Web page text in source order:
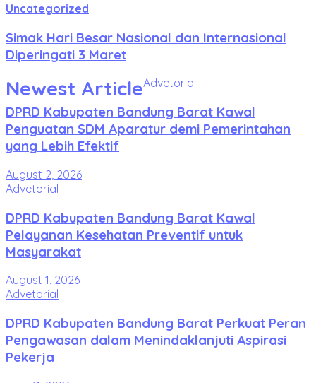
Uncategorized
Simak Hari Besar Nasional dan Internasional
Diperingati 3 Maret
Newest ArticleAdvetorial
DPRD Kabupaten Bandung Barat Kawal
Penguatan SDM Aparatur demi Pemerintahan
yang Lebih Efektif
August 2, 2026
Advetorial
DPRD Kabupaten Bandung Barat Kawal
Pelayanan Kesehatan Preventif untuk
Masyarakat
August 1, 2026
Advetorial
DPRD Kabupaten Bandung Barat Perkuat Peran
Pengawasan dalam Menindaklanjuti Aspirasi
Pekerja